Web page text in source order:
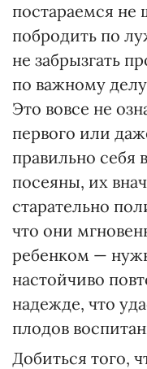
постараемся
побродить по
не забрызгать
по важному
Это вовсе не
первого или
правильно себя
посеяны, их
старательно
что они
ребенком —
настойчиво
надежде, что
плодов
Добиться того,